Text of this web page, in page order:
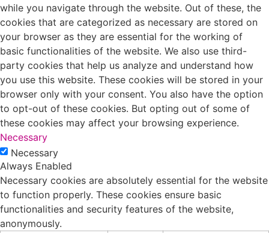
while you navigate through the website. Out of these, the
cookies that are categorized as necessary are stored on
your browser as they are essential for the working of
basic functionalities of the website. We also use third-
party cookies that help us analyze and understand how
you use this website. These cookies will be stored in your
browser only with your consent. You also have the option
to opt-out of these cookies. But opting out of some of
these cookies may affect your browsing experience.
Necessary
Necessary
Always Enabled
Necessary cookies are absolutely essential for the website
to function properly. These cookies ensure basic
functionalities and security features of the website,
anonymously.